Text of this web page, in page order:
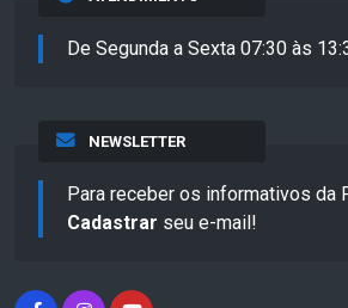
De Segunda a Sexta 07:30 às
NEWSLETTER
Para receber os informativos da
Cadastrar seu e-mail!